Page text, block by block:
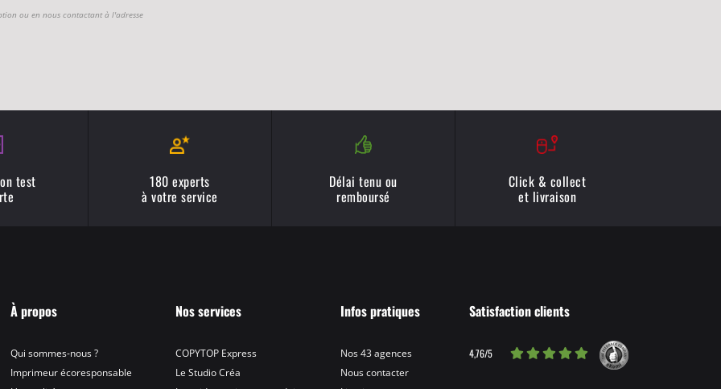
ou en nous contactant à l'adresse
test 180 experts
à votre service
Délai tenu ou
remboursé
Click & collect
et livraison
À propos
Qui sommes-nous ?
Imprimeur écoresponsable
Nos services
COPYTOP Express
Le Studio Créa
Infos pratiques
Nos 43 agences
Nous contacter
Satisfaction clients
4,76/5